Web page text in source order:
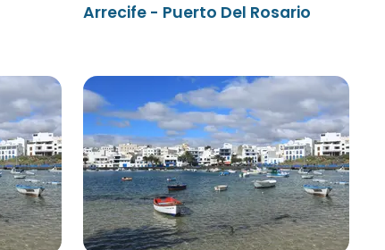
Arrecife - Puerto Del Rosario